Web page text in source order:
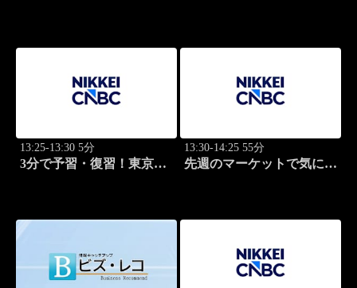
13:25-13:30 5分
3分で予習・復習！東京市
13:30-14:25 55分
先週のマーケットで気にな